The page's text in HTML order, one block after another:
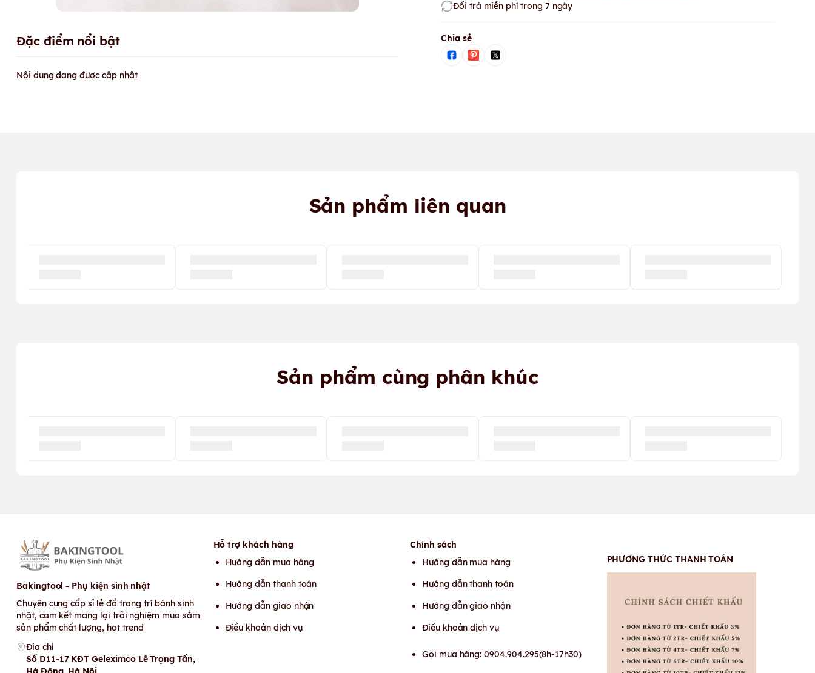
Đổi trả miễn phí trong 7 ngày
Chia sẻ
Đặc điểm nổi bật
Nội dung đang được cập nhật
Sản phẩm liên quan
Sản phẩm cùng phân khúc
Bakingtool - Phụ kiện sinh nhật
Chuyên cung cấp sỉ lẻ đồ trang trí bánh sinh
nhật, cam kết mang lại trải nghiệm mua sắm
sản phẩm chất lượng, hot trend
Địa chỉ
Số D11-17 KĐT Geleximco Lê Trọng Tấn,
Hỗ trợ khách hàng
Hướng dẫn mua hàng
Hướng dẫn thanh toán
Hướng dẫn giao nhận
Điều khoản dịch vụ
Chính sách
Hướng dẫn mua hàng
Hướng dẫn thanh toán
Hướng dẫn giao nhận
Điều khoản dịch vụ
Gọi mua hàng: 0904.904.295(8h-17h30)
PHƯƠNG THỨC THANH TOÁN